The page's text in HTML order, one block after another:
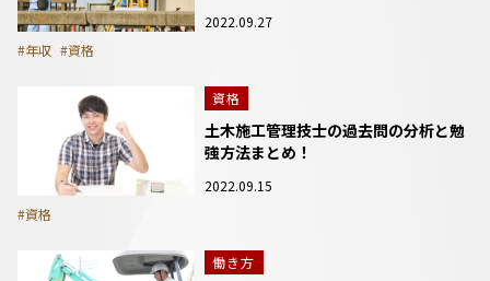
2022.09.27
#年収 #資格
資格
土木施工管理技士の過去問の分析と勉
強方法まとめ！
2022.09.15
#資格
働き方